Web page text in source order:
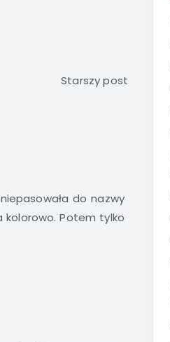
Starszy post
do nazwy
kolorowo. Potem tylko